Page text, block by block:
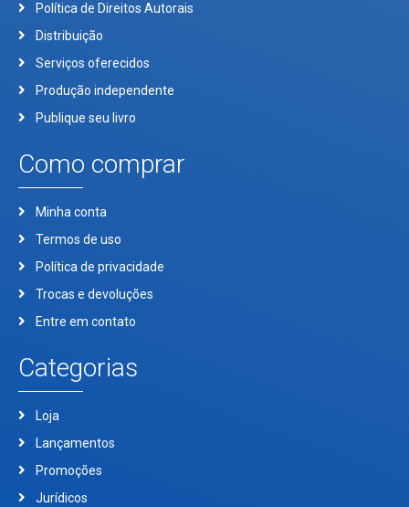
Política de Direitos Autorais
Distribuição
Serviços oferecidos
Produção independente
Publique seu livro
Como comprar
Minha conta
Termos de uso
Política de privacidade
Trocas e devoluções
Entre em contato
Categorias
Loja
Lançamentos
Promoções
Jurídicos